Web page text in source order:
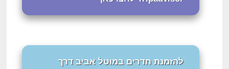
להזמנת חדרים במוטל אביב דרך